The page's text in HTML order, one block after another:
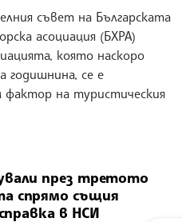
съвет на Българската
асоциация (БХРА)
която наскоро
годишнина, се е
фактор на туристическия
през третото
спрямо същия
в НСИ